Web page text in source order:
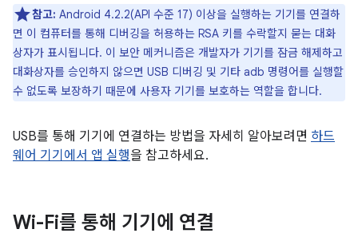
참고: Android 4.2.2(API 수준 17) 이상을 실행하는 기기를 연결하
면 이 컴퓨터를 통해 디버깅을 허용하는 RSA 키를 수락할지 묻는 대화
상자가 표시됩니다. 이 보안 메커니즘은 개발자가 기기를 잠금 해제하고
대화상자를 승인하지 않으면 USB 디버깅 및 기타 adb 명령어를 실행할
수 없도록 보장하기 때문에 사용자 기기를 보호하는 역할을 합니다.
USB를 통해 기기에 연결하는 방법을 자세히 알아보려면 하드
웨어 기기에서 앱 실행을 참고하세요.
Wi-Fi를 통해 기기에 연결